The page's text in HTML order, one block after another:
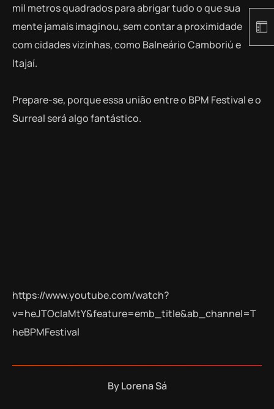
mil metros quadrados para abrigar tudo o que sua
mente jamais imaginou, sem contar a proximidade
com cidades vizinhas, como Balneário Camboriú e
Itajaí.
Prepare-se, porque essa união entre o BPM Festival e o
Surreal será algo fantástico.
https://www.youtube.com/watch?
v=heJTOcIaMtY&feature=emb_title&ab_channel=T
heBPMFestival
ByLorena Sá